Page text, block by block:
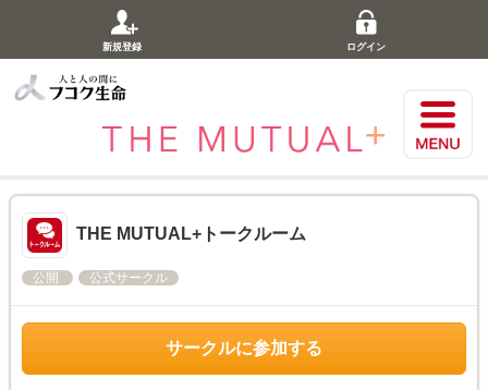
新規登録 ログイン
THE MUTUAL+トークルーム
公開 公式サークル
サークルに参加する